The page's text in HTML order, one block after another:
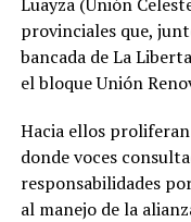
provinciales que,
bancada de La
el bloque Unión
Hacia ellos
donde voces
responsabilidades
al manejo de la